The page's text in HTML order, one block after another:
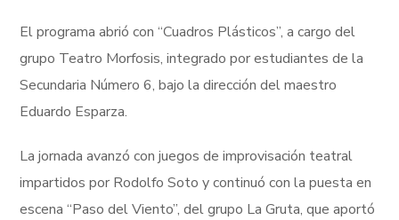
El programa abrió con “Cuadros Plásticos”, a cargo del
grupo Teatro Morfosis, integrado por estudiantes de la
Secundaria Número 6, bajo la dirección del maestro
Eduardo Esparza.
La jornada avanzó con juegos de improvisación teatral
impartidos por Rodolfo Soto y continuó con la puesta en
escena “Paso del Viento”, del grupo La Gruta, que aportó